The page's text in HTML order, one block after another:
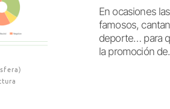
En ocasiones
famosos,
deporte… para
la promoción